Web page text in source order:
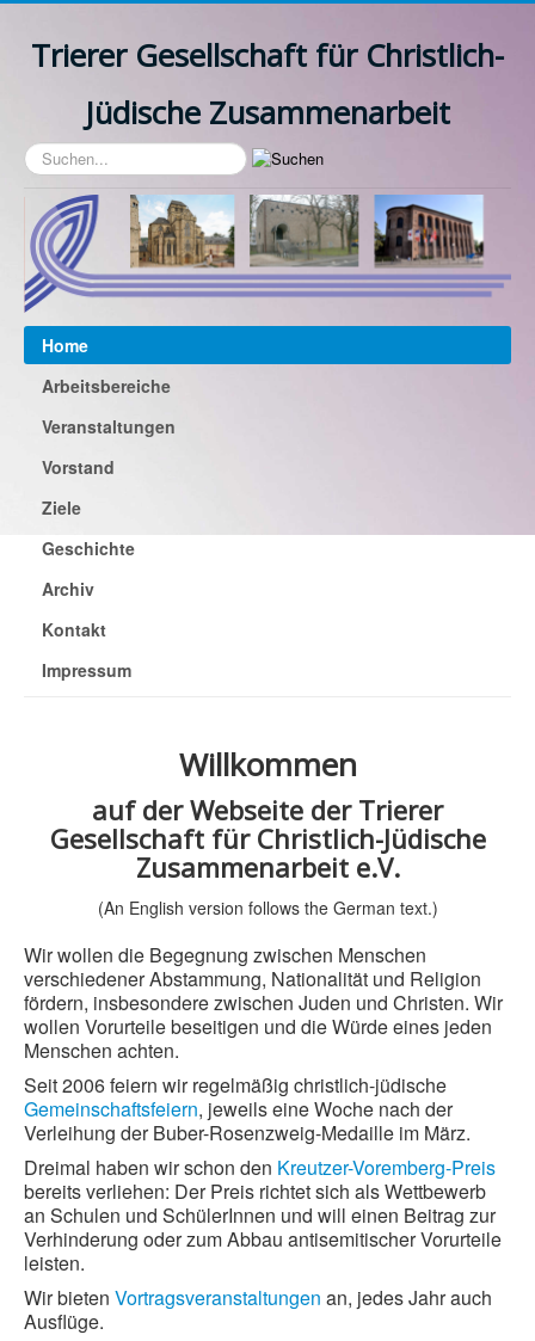
Trierer Gesellschaft für Christlich-
Jüdische Zusammenarbeit
Suchen...
Home
Arbeitsbereiche
Veranstaltungen
Vorstand
Ziele
Geschichte
Archiv
Kontakt
Impressum
Willkommen
auf der Webseite der Trierer
Gesellschaft für Christlich-Jüdische
Zusammenarbeit e.V.
(An English version follows the German text.)
Wir wollen die Begegnung zwischen Menschen
verschiedener Abstammung, Nationalität und Religion
fördern, insbesondere zwischen Juden und Christen. Wir
wollen Vorurteile beseitigen und die Würde eines jeden
Menschen achten.
Seit 2006 feiern wir regelmäßig christlich-jüdische
Gemeinschaftsfeiern, jeweils eine Woche nach der
Verleihung der Buber-Rosenzweig-Medaille im März.
Dreimal haben wir schon den Kreutzer-Voremberg-Preis
bereits verliehen: Der Preis richtet sich als Wettbewerb
an Schulen und SchülerInnen und will einen Beitrag zur
Verhinderung oder zum Abbau antisemitischer Vorurteile
leisten.
Wir bieten Vortragsveranstaltungen an, jedes Jahr auch
Ausflüge.